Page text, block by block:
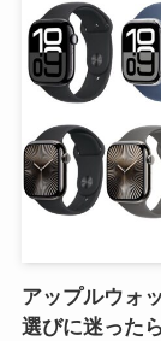
アップルウォ
選びに迷った